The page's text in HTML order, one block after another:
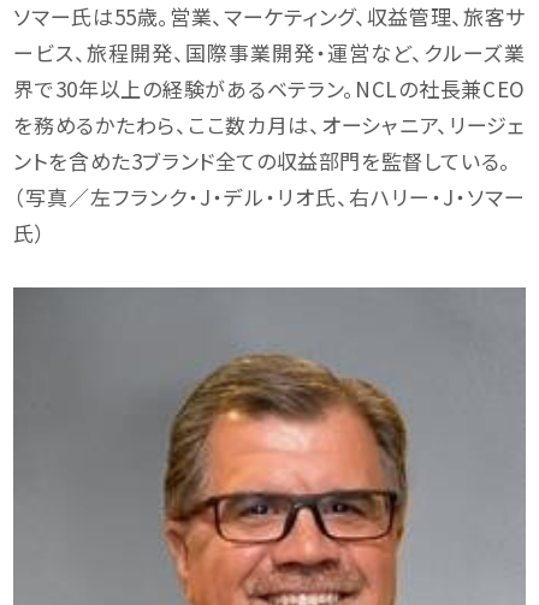
ソマー氏は55歳。営業、マーケティング、収益管理、旅客サ
ービス、旅程開発、国際事業開発・運営など、クルーズ業
界で30年以上の経験があるベテラン。NCLの社長兼CEO
を務めるかたわら、ここ数カ月は、オーシャニア、リージェ
ントを含めた3ブランド全ての収益部門を監督している。
（写真／左フランク・J・デル・リオ氏、右ハリー・J・ソマー
氏）